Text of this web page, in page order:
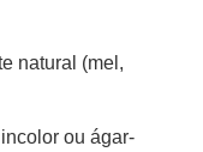
natural (mel,
ou ágar-